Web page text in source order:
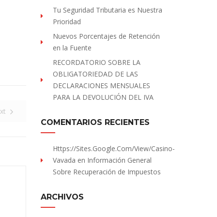
Tu Seguridad Tributaria es Nuestra
Prioridad
Nuevos Porcentajes de Retención
en la Fuente
RECORDATORIO SOBRE LA
OBLIGATORIEDAD DE LAS
DECLARACIONES MENSUALES
PARA LA DEVOLUCIÓN DEL IVA
COMENTARIOS RECIENTES
Https://sites.Google.com/view/Casino-
Vavada en Información General
Sobre Recuperación de Impuestos
ARCHIVOS